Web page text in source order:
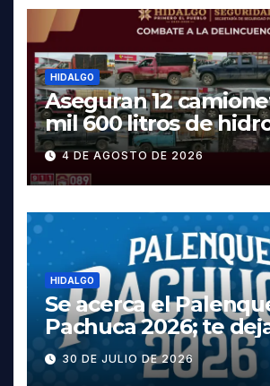
HIDALGO
Aseguran 12
mil 600 litros de
y dos vehículos
Tula
4 DE AGOSTO DE 2026
HIDALGO
Se acerca el
Pachuca 2026; te
cartelera completa,
fechas y los precios
30 DE JULIO DE 2026